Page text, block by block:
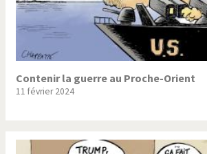
Contenir la guerre au Proche-Orient
11 février 2024